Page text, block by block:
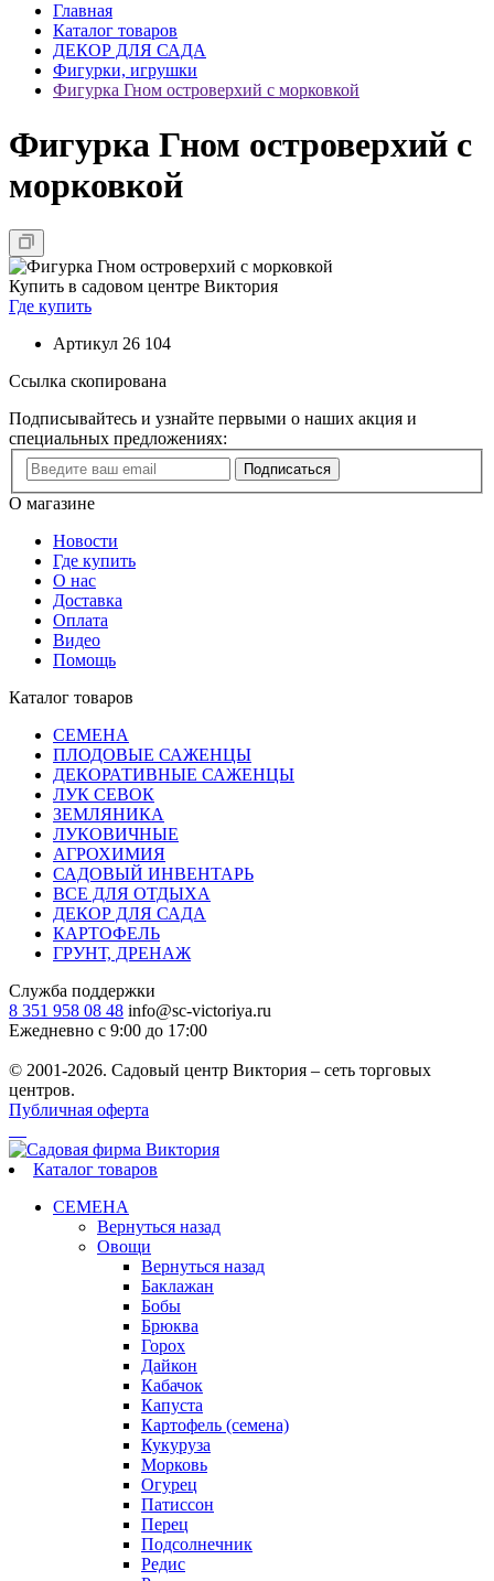
Главная
Каталог товаров
ДЕКОР ДЛЯ САДА
Фигурки, игрушки
Фигурка Гном островерхий с морковкой
Фигурка Гном островерхий с
морковкой
Купить в садовом центре Виктория
Где купить
Артикул 26 104
Ссылка скопирована
Подписывайтесь и узнайте первыми о наших акция и
специальных предложениях:
Подписаться
О магазине
Новости
Где купить
О нас
Доставка
Оплата
Видео
Помощь
Каталог товаров
СЕМЕНА
ПЛОДОВЫЕ САЖЕНЦЫ
ДЕКОРАТИВНЫЕ САЖЕНЦЫ
ЛУК СЕВОК
ЗЕМЛЯНИКА
ЛУКОВИЧНЫЕ
АГРОХИМИЯ
САДОВЫЙ ИНВЕНТАРЬ
ВСЕ ДЛЯ ОТДЫХА
ДЕКОР ДЛЯ САДА
КАРТОФЕЛЬ
ГРУНТ, ДРЕНАЖ
Служба поддержки
8 351 958 08 48 info@sc-victoriya.ru
Ежедневно с 9:00 до 17:00
© 2001-2026. Садовый центр Виктория – сеть торговых
центров.
Публичная оферта
Каталог товаров
СЕМЕНА
Вернуться назад
Овощи
Вернуться назад
Баклажан
Бобы
Брюква
Горох
Дайкон
Кабачок
Капуста
Картофель (семена)
Кукуруза
Морковь
Огурец
Патиссон
Перец
Подсолнечник
Редис